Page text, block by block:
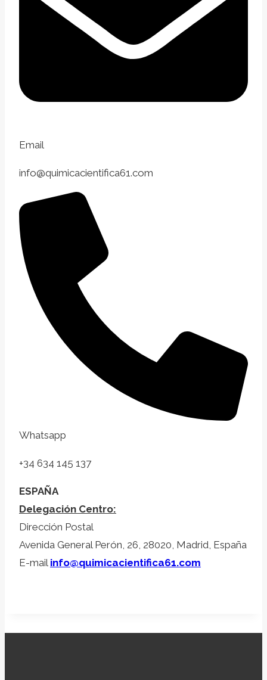
Email
info@quimicacientifica61.com
Whatsapp
+34 634 145 137
ESPAÑA
Delegación Centro:
Dirección Postal
Avenida General Perón, 26, 28020, Madrid, España
E-mail info@quimicacientifica61.com